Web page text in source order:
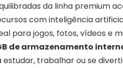
da linha premium
com inteligência
para jogos, fotos, vídeos e
de armazenamento
trabalhar ou se